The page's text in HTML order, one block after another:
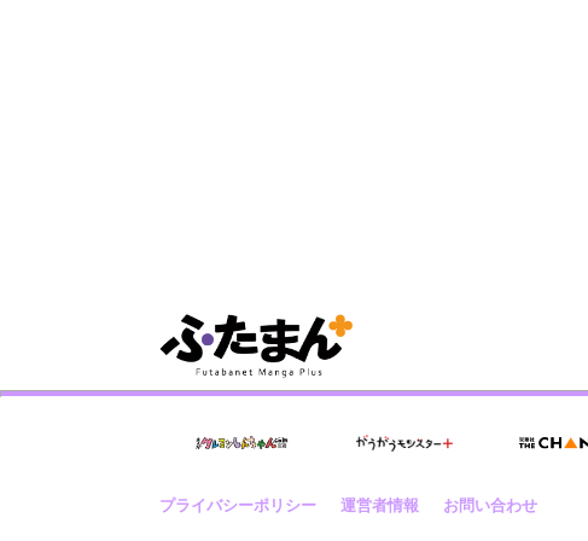
プライバシーポリシー 運営者情報 お問い合わせ